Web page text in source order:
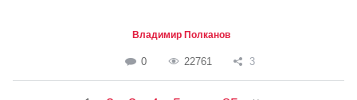
Владимир Полканов
0 22761 3